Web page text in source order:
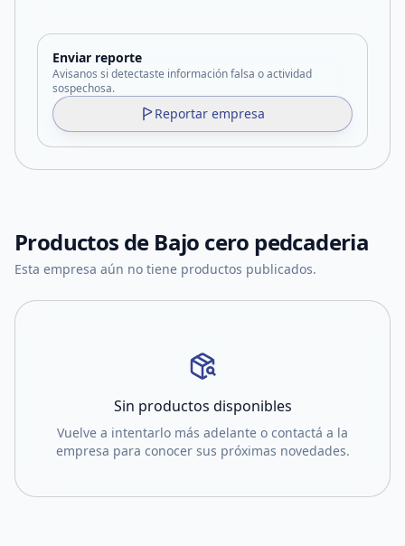
Enviar reporte
Avisanos si detectaste información falsa o actividad
sospechosa.
Reportar empresa
Productos de Bajo cero pedcaderia
Esta empresa aún no tiene productos publicados.
Sin productos disponibles
Vuelve a intentarlo más adelante o contactá a la
empresa para conocer sus próximas novedades.